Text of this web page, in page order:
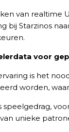
van realtime
bij Starzinos
voor
is het
worden,
speelgedrag,
unieke